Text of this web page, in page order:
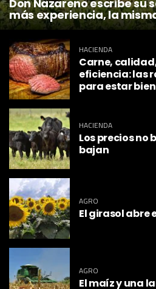
Don Nazareno escribe su
más experiencia, la
HACIENDA
Carne,
eficiencia: las
para estar
HACIENDA
Los precios no
bajan
AGRO
El girasol abre
AGRO
El maíz y una